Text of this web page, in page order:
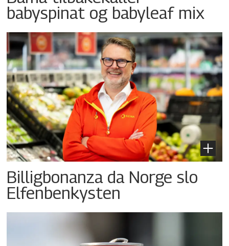
babyspinat og babyleaf mix
Billigbonanza da Norge slo
Elfenbenkysten